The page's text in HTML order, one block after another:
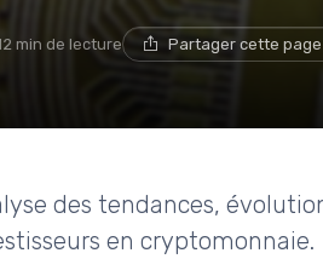
min de lecture Partager cette page
des tendances,
en cryptomonnaie.